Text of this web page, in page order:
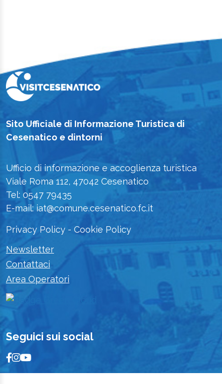
Sito Ufficiale di Informazione Turistica di
Cesenatico e dintorni
Ufficio di informazione e accoglienza turistica
Viale Roma 112, 47042 Cesenatico
Tel: 0547 79435
E-mail: iat@comune.cesenatico.fc.it
Privacy Policy - Cookie Policy
Newsletter
Contattaci
Area Operatori
Seguici sui social